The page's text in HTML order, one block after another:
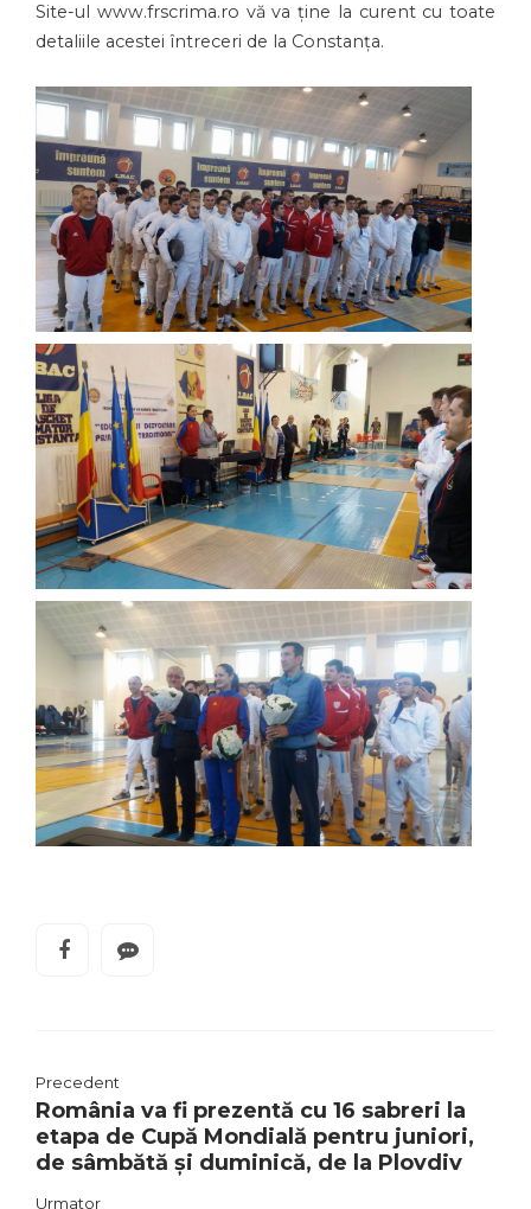
Site-ul www.frscrima.ro vă va ține la curent cu toate
detaliile acestei întreceri de la Constanța.
Precedent
România va fi prezentă cu 16 sabreri la
etapa de Cupă Mondială pentru juniori,
de sâmbătă și duminică, de la Plovdiv
Urmator